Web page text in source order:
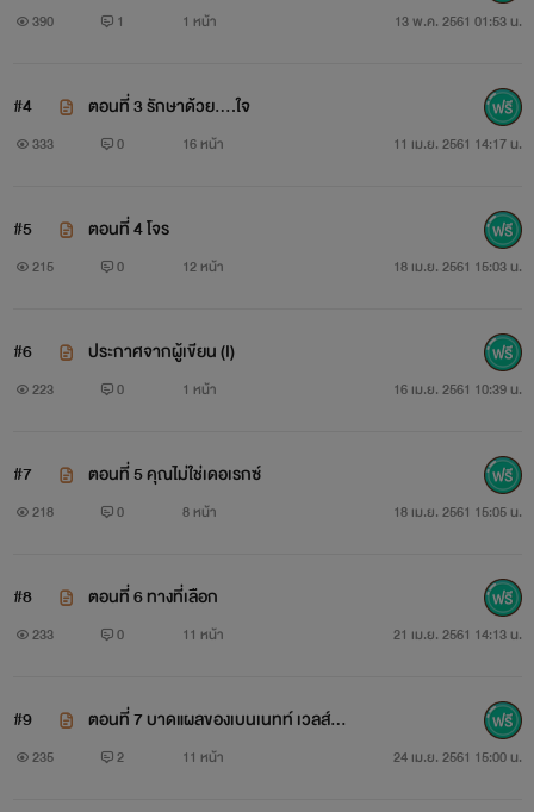
ใครสนใจ ก็มาลองอ่านได้
งในนี้นะ)
390 1 1 หน้า 13 พ.ค. 2561 01:53 น.
#4 ตอนที่ 3 รักษาด้วย....ใจ
333 0 16 หน้า 11 เม.ย. 2561 14:17 น.
#5 ตอนที่ 4 โจร
215 0 12 หน้า 18 เม.ย. 2561 15:03 น.
#6 ประกาศจากผู้เขียน (I)
223 0 1 หน้า 16 เม.ย. 2561 10:39 น.
#7 ตอนที่ 5 คุณไม่ใช่เดอเรกซ์
218 0 8 หน้า 18 เม.ย. 2561 15:05 น.
#8 ตอนที่ 6 ทางที่เลือก
233 0 11 หน้า 21 เม.ย. 2561 14:13 น.
#9
ตอนที่ 7 บาดแผลของเบนเนทท์ เวลส์
(Y)
235 2 11 หน้า 24 เม.ย. 2561 15:00 น.